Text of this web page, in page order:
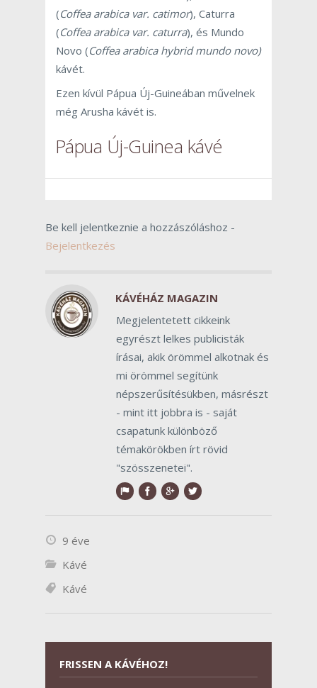
(Coffea arabica var. catimor), Caturra
(Coffea arabica var. caturra), és Mundo
Novo (Coffea arabica hybrid mundo novo)
kávét.
Ezen kívül Pápua Új-Guineában művelnek
még Arusha kávét is.
Pápua Új-Guinea kávé
Be kell jelentkeznie a hozzászóláshoz -
Bejelentkezés
KÁVÉHÁZ MAGAZIN
Megjelentetett cikkeink
egyrészt lelkes publicisták
írásai, akik örömmel alkotnak és
mi örömmel segítünk
népszerűsítésükben, másrészt
- mint itt jobbra is - saját
csapatunk különböző
témakörökben írt rövid
"szösszenetei".
9 éve
Kávé
Kávé
FRISSEN A KÁVÉHOZ!